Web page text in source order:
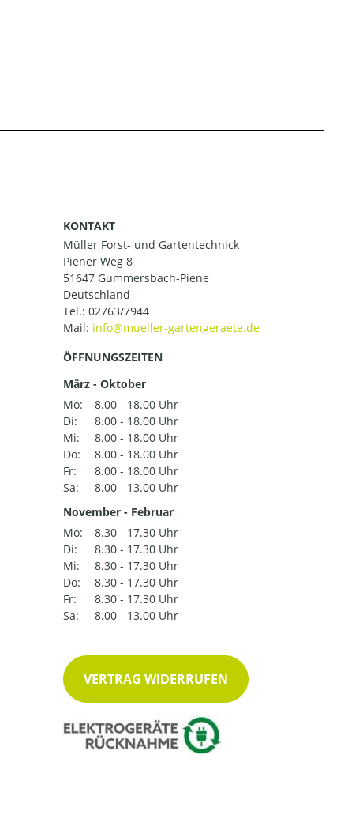
KONTAKT
Müller Forst- und Gartentechnick
Piener Weg 8
51647 Gummersbach-Piene
Deutschland
Tel.: 02763/7944
Mail:
ÖFFNUNGSZEITEN
März - Oktober
Mo:
8.00 - 18.00 Uhr
Di:
8.00 - 18.00 Uhr
Mi:
8.00 - 18.00 Uhr
Do:
8.00 - 18.00 Uhr
Fr:
8.00 - 18.00 Uhr
Sa:
8.00 - 13.00 Uhr
November - Februar
Mo:
8.30 - 17.30 Uhr
Di:
8.30 - 17.30 Uhr
Mi:
8.30 - 17.30 Uhr
Do:
8.30 - 17.30 Uhr
Fr:
8.30 - 17.30 Uhr
Sa:
8.00 - 13.00 Uhr
VERTRAG WIDERRUFEN